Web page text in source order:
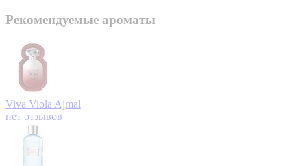
Рекомендуемые ароматы
Viva Viola Ajmal
нет отзывов